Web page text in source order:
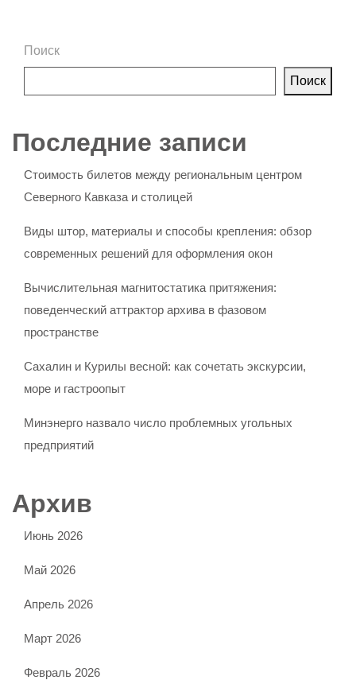
Поиск
Поиск
Последние записи
Стоимость билетов между региональным центром
Северного Кавказа и столицей
Виды штор, материалы и способы крепления: обзор
современных решений для оформления окон
Вычислительная магнитостатика притяжения:
поведенческий аттрактор архива в фазовом
пространстве
Сахалин и Курилы весной: как сочетать экскурсии,
море и гастроопыт
Минэнерго назвало число проблемных угольных
предприятий
Архив
Июнь 2026
Май 2026
Апрель 2026
Март 2026
Февраль 2026